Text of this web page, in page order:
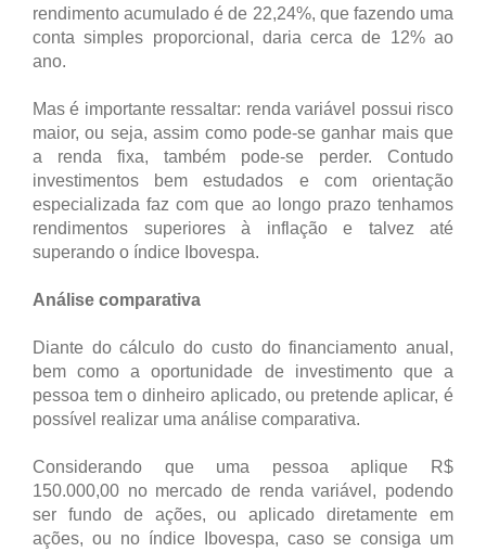
rendimento acumulado é de 22,24%, que fazendo uma
conta simples proporcional, daria cerca de 12% ao
ano.
Mas é importante ressaltar: renda variável possui risco
maior, ou seja, assim como pode-se ganhar mais que
a renda fixa, também pode-se perder. Contudo
investimentos bem estudados e com orientação
especializada faz com que ao longo prazo tenhamos
rendimentos superiores à inflação e talvez até
superando o índice Ibovespa.
Análise comparativa
Diante do cálculo do custo do financiamento anual,
bem como a oportunidade de investimento que a
pessoa tem o dinheiro aplicado, ou pretende aplicar, é
possível realizar uma análise comparativa.
Considerando que uma pessoa aplique R$
150.000,00 no mercado de renda variável, podendo
ser fundo de ações, ou aplicado diretamente em
ações, ou no índice Ibovespa, caso se consiga um